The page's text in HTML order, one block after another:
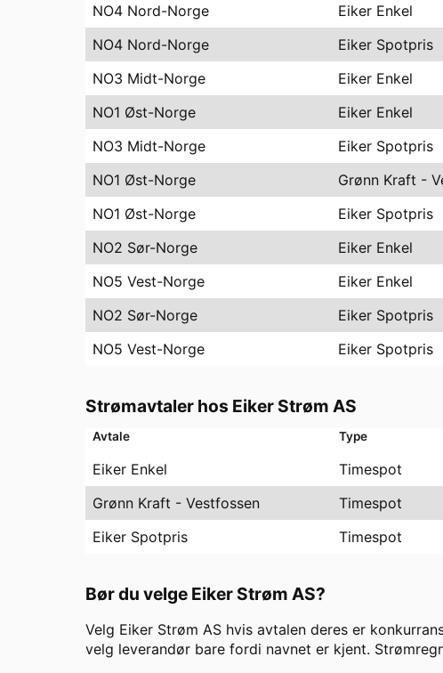
NO4 Nord-Norge Eiker Enkel
NO4 Nord-Norge
Eiker Spotpris
NO3 Midt-Norge
Eiker Enkel
NO1 Øst-Norge
Eiker Enkel
NO3 Midt-Norge
Eiker Spotpris
NO1 Øst-Norge
Grønn Kraft -
NO1 Øst-Norge
Eiker Spotpris
NO2 Sør-Norge
Eiker Enkel
NO5 Vest-Norge
Eiker Enkel
NO2 Sør-Norge
Eiker Spotpris
NO5 Vest-Norge
Eiker Spotpris
Strømavtaler hos Eiker Strøm AS
Avtale Type
Eiker Enkel Timespot
Grønn Kraft - Vestfossen
Timespot
Eiker Spotpris
Timespot
Bør du velge Eiker Strøm AS?
Velg Eiker Strøm AS hvis avtalen deres er
velg leverandør bare fordi navnet er kjent.